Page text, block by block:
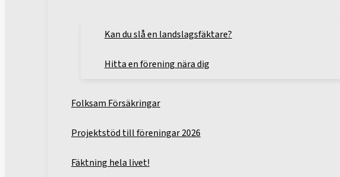
Kan du slå en landslagsfäktare?
Hitta en förening nära dig
Folksam Försäkringar
Projektstöd till föreningar 2026
Fäktning hela livet!